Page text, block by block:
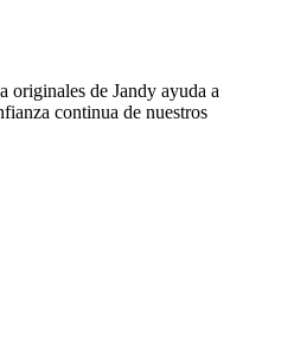
originales de Jandy ayuda a
continua de nuestros